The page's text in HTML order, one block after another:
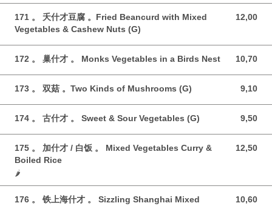
171 。 夭什才豆腐 。Fried Beancurd with Mixed
Vegetables & Cashew Nuts (G)
12,00
12,00 GBP
172 。 巢什才 。 Monks Vegetables in a Birds Nest 10,70
10,70 GBP
173 。 双菇 。Two Kinds of Mushrooms (G) 9,10
9,10 GBP
174 。 古什才 。 Sweet & Sour Vegetables (G) 9,50
9,50 GBP
175 。 加什才 / 白饭 。 Mixed Vegetables Curry &
Boiled Rice
12,50
12,50 GBP
🌶️
176 。 铁上海什才 。 Sizzling Shanghai Mixed
10,60
10,60 GBP